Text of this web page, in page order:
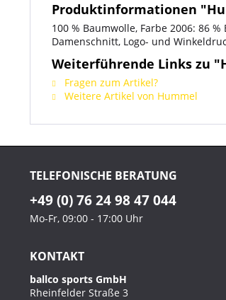
Produktinformationen
100 % Baumwolle, Farbe 2006: 86
Damenschnitt, Logo- und
Weiterführende Links zu
Fragen zum Artikel?
Weitere Artikel von Hummel
TELEFONISCHE BERATUNG
+49 (0) 76 24 98 47 044
Mo-Fr, 09:00 - 17:00 Uhr
KONTAKT
ballco sports GmbH
Rheinfelder Straße 3